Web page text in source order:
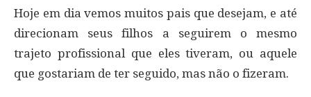
Hoje em dia vemos muitos pais que desejam, e até
direcionam seus filhos a seguirem o mesmo
trajeto profissional que eles tiveram, ou aquele
que gostariam de ter seguido, mas não o fizeram.